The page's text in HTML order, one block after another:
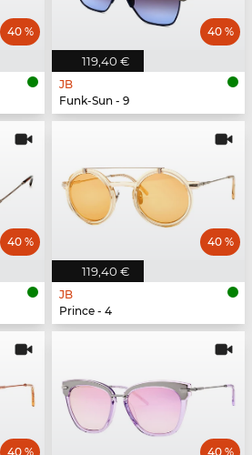
40 %
119,40 €
40 %
JB
Funk-Sun - 9
40 %
119,40 €
40 %
JB
Prince - 4
40 % 40 %